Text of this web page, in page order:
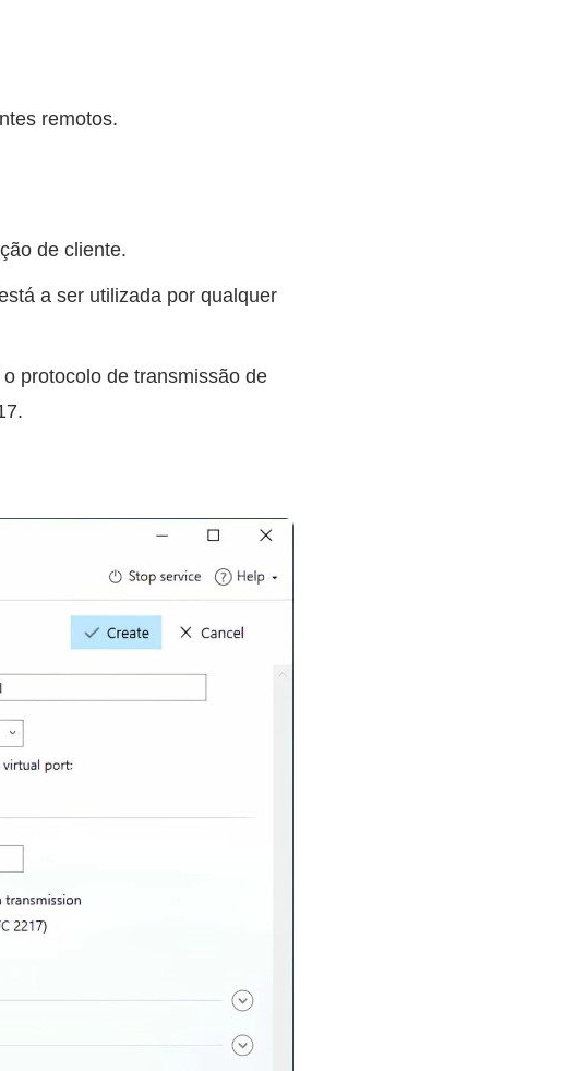
remotos.
de cliente.
a ser utilizada por qualquer
protocolo de transmissão de